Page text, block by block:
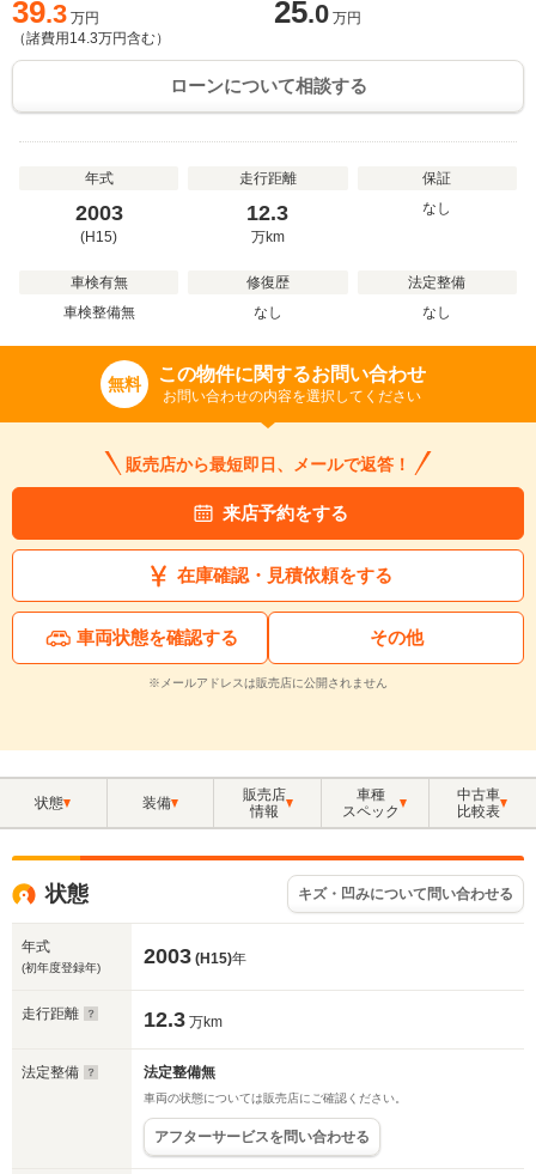
39.3 万円
（諸費用 14.3万円含む）
25.0 万円
ローンについて相談する
年式
2003
(H15)
走行距離
12.3
万km
保証
なし
車検有無
車検整備無
修復歴
なし
法定整備
なし
無料 この物件に関するお問い合わせ
お問い合わせの内容を選択してください
販売店から最短即日、メールで返答！
来店予約をする
在庫確認・見積依頼をする
車両状態を確認する その他
※メールアドレスは販売店に公開されません
状態 装備
販売店
情報
車種
スペック
中古車
比較表
状態 キズ・凹みについて問い合わせる
年式
(初年度登録年) 2003 (H15)年
走行距離 12.3 万km
法定整備 法定整備無
車両の状態については販売店にご確認ください。
アフターサービスを問い合わせる